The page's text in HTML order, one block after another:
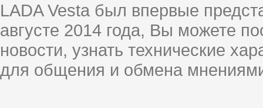
LADA Vesta был впервые
августе 2014 года, Вы можете
новости, узнать технические
для общения и обмена